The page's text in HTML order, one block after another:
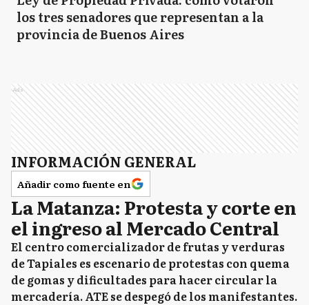
los tres senadores que representan a la
provincia de Buenos Aires
Ads
INFORMACIÓN GENERAL
Añadir como fuente en
La Matanza: Protesta y corte en
el ingreso al Mercado Central
El centro comercializador de frutas y verduras
de Tapiales es escenario de protestas con quema
de gomas y dificultades para hacer circular la
mercadería. ATE se despegó de los manifestantes.